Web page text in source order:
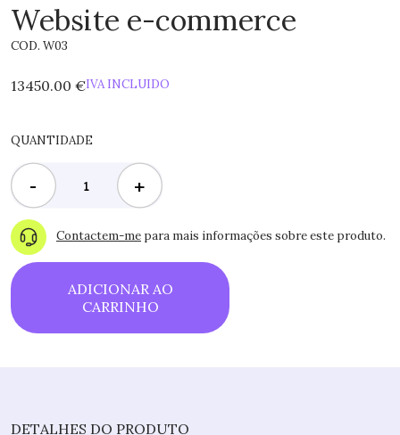
Website e-commerce
COD. W03
13450.00 €IVA INCLUIDO
QUANTIDADE
- +
Contactem-me para mais informações sobre este produto.
ADICIONAR AO
CARRINHO
DETALHES DO PRODUTO